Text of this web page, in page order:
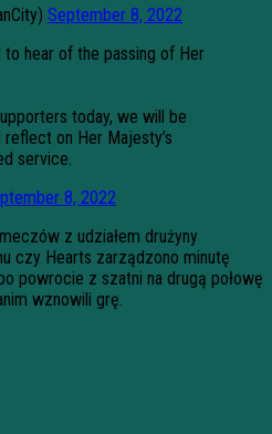
September 8, 2022
hear of the passing of Her
today, we will be
on Her Majesty’s
service.
8, 2022
z udziałem drużyny
czy Hearts zarządzono minutę
powrocie z szatni na drugą połowę
wznowili grę.